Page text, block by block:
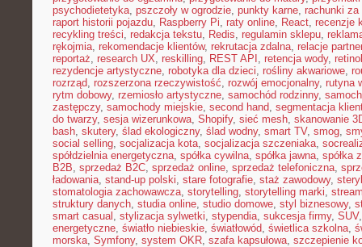
psychodietetyka, pszczoły w ogrodzie, punkty karne, rachunki za
raport historii pojazdu, Raspberry Pi, raty online, React, recenzje
recykling treści, redakcja tekstu, Redis, regulamin sklepu,
rękojmia, rekomendacje klientów, rekrutacja zdalna, relacje
reportaż, research UX, reskilling, REST API , retencja wody, retinol
rezydencje artystyczne, robotyka dla dzieci, rośliny akwariowe,
rozrząd, rozszerzona rzeczywistość, rozwój emocjonalny, rutyna
rytm dobowy, rzemiosło artystyczne, samochód rodzinny,
zastępczy, samochody miejskie, second hand, segmentacja
do twarzy, sesja wizerunkowa, Shopify, sieć mesh, skanowanie
bash, skutery, ślad ekologiczny, ślad wodny, smart TV, smog,
social selling, socjalizacja kota, socjalizacja szczeniaka,
spółdzielnia energetyczna, spółka cywilna, spółka jawna, spółka
B2B, sprzedaż B2C, sprzedaż online, sprzedaż telefoniczna,
ładowania, stand-up polski, stare fotografie, staż zawodowy,
stomatologia zachowawcza, storytelling, storytelling marki,
struktury danych, studia online, studio domowe, styl biznesowy,
smart casual , stylizacja sylwetki, stypendia, sukcesja firmy, SUV
energetyczne, światło niebieskie, światłowód, świetlica szkolna,
morska, Symfony, system OKR, szafa kapsułowa, szczepienie